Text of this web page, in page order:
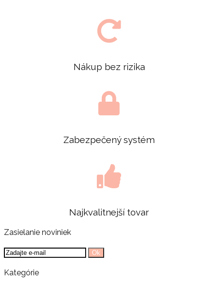
Nákup bez rizika
Zabezpečený systém
Najkvalitnejší tovar
Zasielanie noviniek
Ok
Kategórie